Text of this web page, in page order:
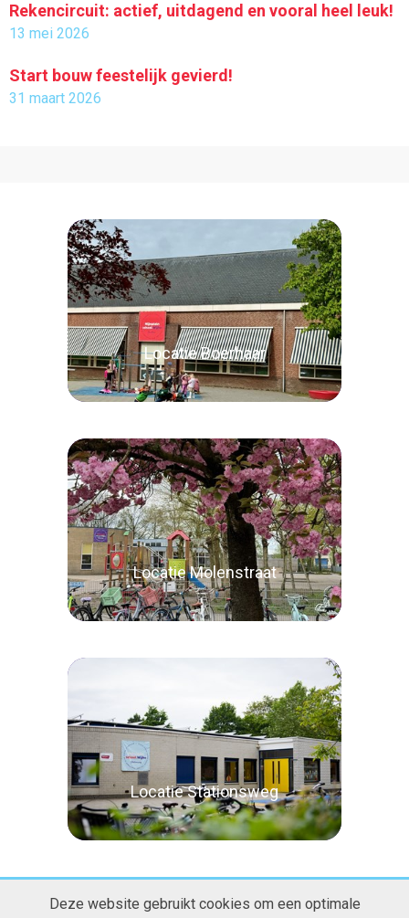
Rekencircuit: actief, uitdagend en vooral heel leuk!
13 mei 2026
Start bouw feestelijk gevierd!
31 maart 2026
Locatie Boerhaar
Lees verder
Locatie Molenstraat
Lees verder
Locatie Stationsweg
Deze website gebruikt cookies om een optimale